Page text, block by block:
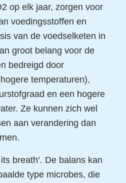
op elk jaar, zorgen voor
voedingsstoffen en
van de voedselketen in
groot belang voor de
bedreigd door
temperaturen),
en een hogere
Ze kunnen zich wel
aan verandering dan
breath’. De balans kan
type microbes, die